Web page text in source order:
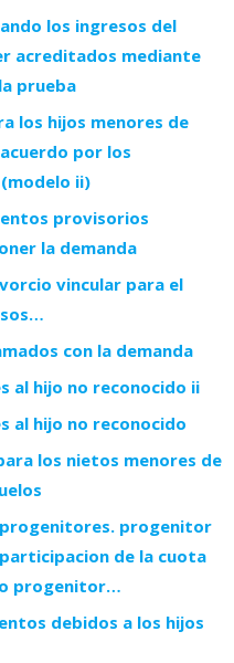
los ingresos del
acreditados mediante
prueba
los hijos menores de
por los
ii)
provisorios
la demanda
vincular para el
con la demanda
al hijo no reconocido ii
al hijo no reconocido
los nietos menores de
progenitor
de la cuota
progenitor…
debidos a los hijos